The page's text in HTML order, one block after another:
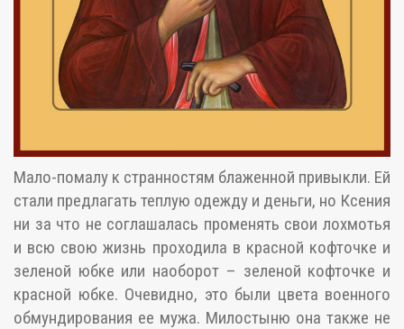
Мало-помалу к странностям блаженной привыкли. Ей
стали предлагать теплую одежду и деньги, но Ксения
ни за что не соглашалась променять свои лохмотья
и всю свою жизнь проходила в красной кофточке и
зеленой юбке или наоборот – зеленой кофточке и
красной юбке. Очевидно, это были цвета военного
обмундирования ее мужа. Милостыню она также не